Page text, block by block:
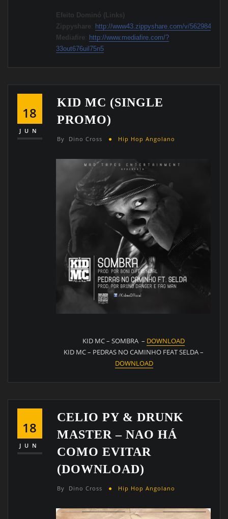
Efeito Dominó (Links)
Zippyshare
http://www43.zippyshare.com/v/56298471/
Mediafire
http://www.mediafire.com/?
33out676uil75n5
18
JUN
KID MC (SINGLE
PROMO)
By Dino Cross Hip Hop Angolano
KID MC – SOMBRA – DOWNLOAD
KID MC – PEDRAS NO CAMINHO FEAT SELDA –
DOWNLOAD
18
JUN
CELIO PY & DRUNK
MASTER – NAO HÁ
COMO EVITAR
(DOWNLOAD)
By Dino Cross Hip Hop Angolano